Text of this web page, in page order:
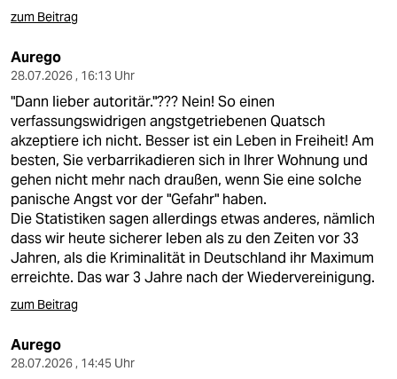
zum Beitrag
Aurego
28.07.2026 , 16:13 Uhr
"Dann lieber autoritär."??? Nein! So einen
verfassungswidrigen angstgetriebenen Quatsch
akzeptiere ich nicht. Besser ist ein Leben in Freiheit! Am
besten, Sie verbarrikadieren sich in Ihrer Wohnung und
gehen nicht mehr nach draußen, wenn Sie eine solche
panische Angst vor der "Gefahr" haben.
Die Statistiken sagen allerdings etwas anderes, nämlich
dass wir heute sicherer leben als zu den Zeiten vor 33
Jahren, als die Kriminalität in Deutschland ihr Maximum
erreichte. Das war 3 Jahre nach der Wiedervereinigung.
zum Beitrag
Aurego
28.07.2026 , 14:45 Uhr